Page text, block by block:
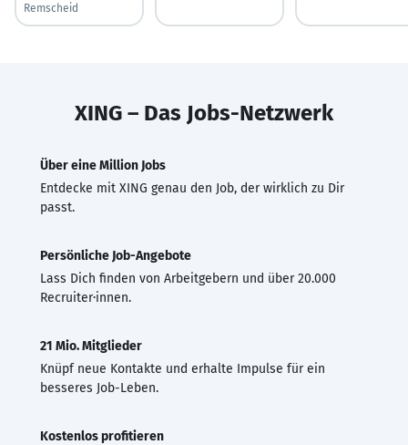
Remscheid
XING – Das Jobs-Netzwerk
Über eine Million Jobs
Entdecke mit XING genau den Job, der wirklich zu Dir
passt.
Persönliche Job-Angebote
Lass Dich finden von Arbeitgebern und über 20.000
Recruiter·innen.
21 Mio. Mitglieder
Knüpf neue Kontakte und erhalte Impulse für ein
besseres Job-Leben.
Kostenlos profitieren